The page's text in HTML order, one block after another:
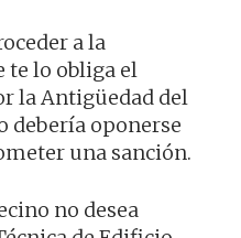
a la
te lo obliga el
la Antigüedad del
debería oponerse
una sanción.
no desea